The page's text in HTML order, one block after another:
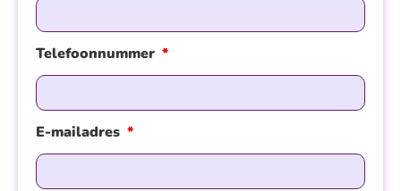
Telefoonnummer
E-mailadres